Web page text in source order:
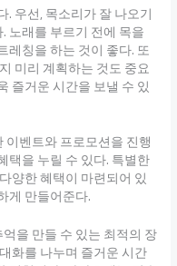
우선, 목소리가 잘 나오기
노래를 부르기 전에 목을
레칭을 하는 것이 좋다. 또
미리 계획하는 것도 중요
즐거운 시간을 보낼 수 있
벤트와 프로모션을 진행
택을 누릴 수 있다. 특별한
양한 혜택이 마련되어 있
게 만들어준다.
을 만들 수 있는 최적의 장
화를 나누며 즐거운 시간